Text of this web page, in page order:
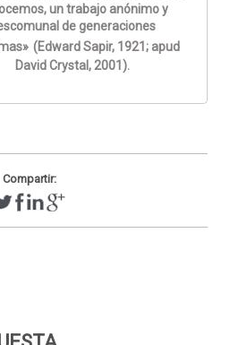
un trabajo anónimo y
de generaciones
(Edward Sapir, 1921; apud
David Crystal, 2001).
Compartir: